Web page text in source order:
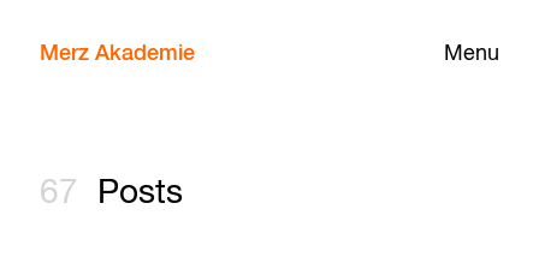
Menu
Merz Akademie
67 Posts